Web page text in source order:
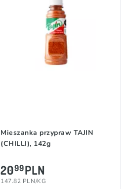
Mieszanka przypraw TAJIN
(CHILLI), 142g
2099PLN
147.82 PLN/KG